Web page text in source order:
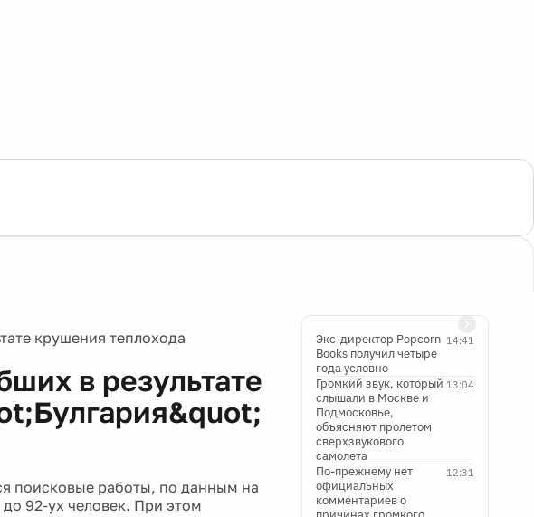
крушения теплохода
в результате
поисковые работы, по данным на
92-ух человек. При этом
14:41
Экс-директор Popcorn
Books получил четыре
года условно
13:04
Громкий звук, который
слышали в Москве и
Подмосковье,
объясняют пролетом
сверхзвукового
самолета
12:31
По-прежнему нет
официальных
комментариев о